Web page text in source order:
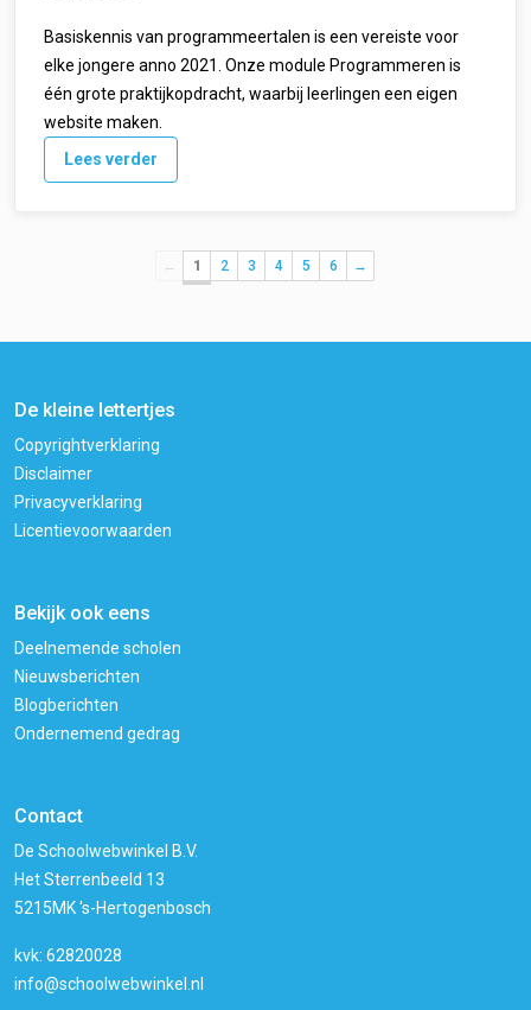
Basiskennis van programmeertalen is een vereiste voor
elke jongere anno 2021. Onze module Programmeren is
één grote praktijkopdracht, waarbij leerlingen een eigen
website maken.
Lees verder
← 1 2 3 4 5 6 →
De kleine lettertjes
Copyrightverklaring
Disclaimer
Privacyverklaring
Licentievoorwaarden
Bekijk ook eens
Deelnemende scholen
Nieuwsberichten
Blogberichten
Ondernemend gedrag
Contact
De Schoolwebwinkel B.V.
Het Sterrenbeeld 13
5215MK 's-Hertogenbosch
kvk: 62820028
info@schoolwebwinkel.nl